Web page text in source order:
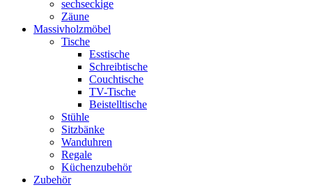
sechseckige
Zäune
Massivholzmöbel
Tische
Esstische
Schreibtische
Couchtische
TV-Tische
Beistelltische
Stühle
Sitzbänke
Wanduhren
Regale
Küchenzubehör
Zubehör